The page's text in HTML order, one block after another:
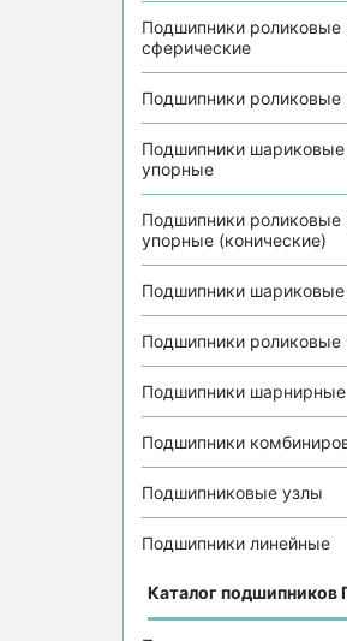
Подшипники роликовые
сферические
Подшипники роликовые
Подшипники
упорные
Подшипники роликовые
упорные (конические)
Подшипники
Подшипники роликовые
Подшипники шарнирные
Подшипники
Подшипниковые узлы
Подшипники линейные
Каталог подшипников